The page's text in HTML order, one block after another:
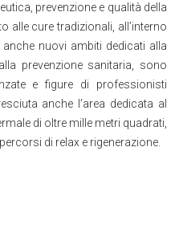
prevenzione e qualità della
alle cure tradizionali, all’interno
nuovi ambiti dedicati alla
prevenzione sanitaria, sono
e figure di professionisti
anche l’area dedicata al
di oltre mille metri quadrati,
di relax e rigenerazione.